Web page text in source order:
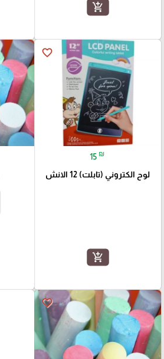
add_shopping_cart
favorite_border
15 ₪
لوح الكتروني (تابلت) 12 الانش
add_shopping_cart
favorite_border